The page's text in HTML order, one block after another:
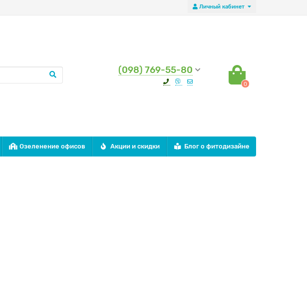
Личный кабинет
(098) 769-55-80
0
Озеленение офисов Акции и скидки Блог о фитодизайне